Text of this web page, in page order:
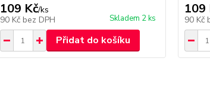
109 Kč/ks
90 Kč bez DPH Skladem 2 ks
Přidat do košíku
109
90 Kč